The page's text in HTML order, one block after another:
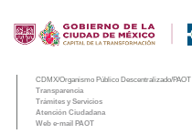
CDMX/Organismo Público Descentralizado/PAOT
Transparencia
Trámites y Servicios
Atención Ciudadana
Web e-mail PAOT